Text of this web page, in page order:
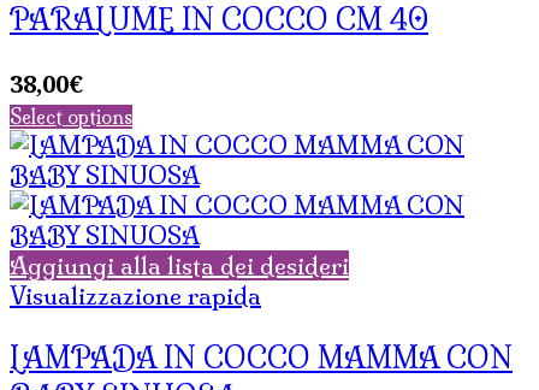
PARALUME IN COCCO CM 40
38,00€
Select options
Aggiungi alla lista dei desideri
Visualizzazione rapida
LAMPADA IN COCCO MAMMA CON